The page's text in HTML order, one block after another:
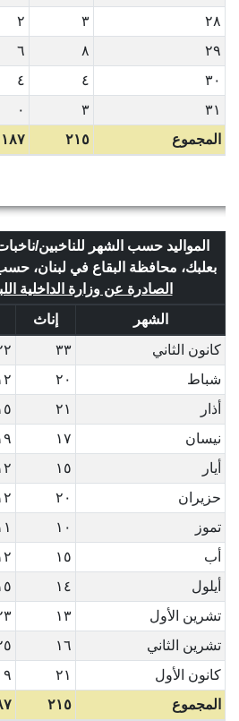
٢٨
٣ ٢
٢٩
٨ ٦
٣٠
٤ ٤
٣١
٣ ٠
المجموع
٢١٥ ١٨٧
المواليد حسب الشهر للناخبين/
بعلبك، محافظة البقاع في لبنان،
الصادرة عن وزارة الداخلية
الشهر
إناث
كانون الثاني
٣٣
شباط
٢٠
أذار
٢١
نيسان
١٧
أيار
١٥
حزيران
٢٠
تموز
١٠
أب
١٥
أيلول
١٤
تشرين الأول
١٣
تشرين الثاني
١٦
كانون الأول
٢١ ٩
المجموع
٢١٥